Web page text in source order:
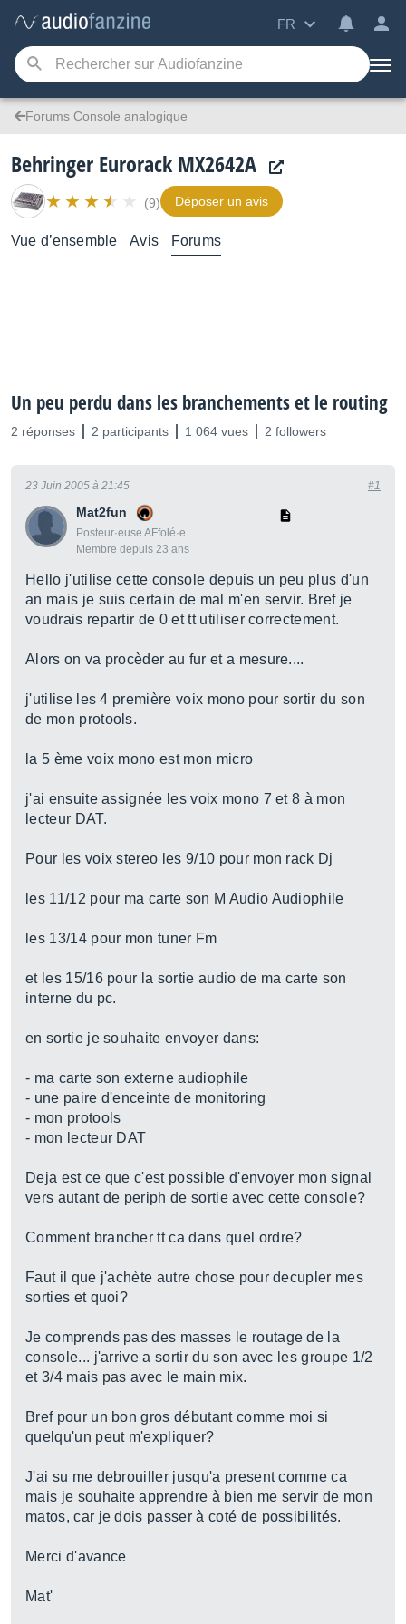
FR
Forums Console analogique
Behringer Eurorack MX2642A
(9) Déposer un avis
Vue d’ensemble Avis Forums
Un peu perdu dans les branchements et le routing
2 réponses 2 participants 1 064 vues 2 followers
Mat2fun
Posteur·euse AFfolé·e
Membre depuis 23 ans
23 Juin 2005 à 21:45 #1
Hello j'utilise cette console depuis un peu plus d'un
an mais je suis certain de mal m'en servir. Bref je
voudrais repartir de 0 et tt utiliser correctement.
Alors on va procèder au fur et a mesure....
j'utilise les 4 première voix mono pour sortir du son
de mon protools.
la 5 ème voix mono est mon micro
j'ai ensuite assignée les voix mono 7 et 8 à mon
lecteur DAT.
Pour les voix stereo les 9/10 pour mon rack Dj
les 11/12 pour ma carte son M Audio Audiophile
les 13/14 pour mon tuner Fm
et les 15/16 pour la sortie audio de ma carte son
interne du pc.
en sortie je souhaite envoyer dans:
- ma carte son externe audiophile
- une paire d'enceinte de monitoring
- mon protools
- mon lecteur DAT
Deja est ce que c'est possible d'envoyer mon signal
vers autant de periph de sortie avec cette console?
Comment brancher tt ca dans quel ordre?
Faut il que j'achète autre chose pour decupler mes
sorties et quoi?
Je comprends pas des masses le routage de la
console... j'arrive a sortir du son avec les groupe 1/2
et 3/4 mais pas avec le main mix.
Bref pour un bon gros débutant comme moi si
quelqu'un peut m'expliquer?
J'ai su me debrouiller jusqu'a present comme ca
mais je souhaite apprendre à bien me servir de mon
matos, car je dois passer à coté de possibilités.
Merci d'avance
Mat'